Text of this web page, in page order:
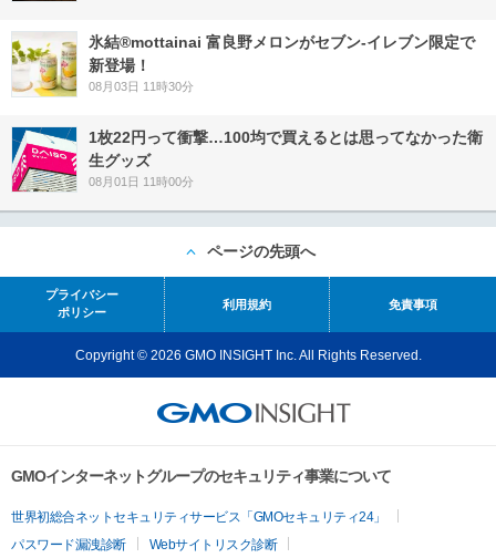
氷結®mottainai 富良野メロンがセブン‐イレブン限定で
新登場！
08月03日 11時30分
1枚22円って衝撃…100均で買えるとは思ってなかった衛
生グッズ
08月01日 11時00分
ページの先頭へ
プライバシー
ポリシー
利用規約 免責事項
Copyright © 2026 GMO INSIGHT Inc. All Rights Reserved.
GMOインターネットグループのセキュリティ事業について
世界初総合ネットセキュリティサービス「GMOセキュリティ24」
パスワード漏洩診断
Webサイトリスク診断